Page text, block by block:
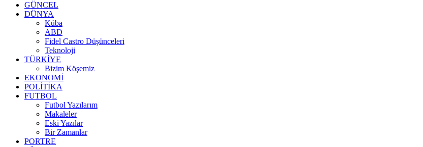
GÜNCEL
DÜNYA
Küba
ABD
Fidel Castro Düşünceleri
Teknoloji
TÜRKİYE
Bizim Köşemiz
EKONOMİ
POLİTİKA
FUTBOL
Futbol Yazılarım
Makaleler
Eski Yazılar
Bir Zamanlar
PORTRE